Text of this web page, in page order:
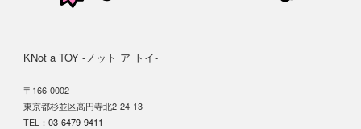
KNot a TOY -ノット ア トイ-
〒166-0002
東京都杉並区高円寺北2-24-13
TEL： 03-6479-9411